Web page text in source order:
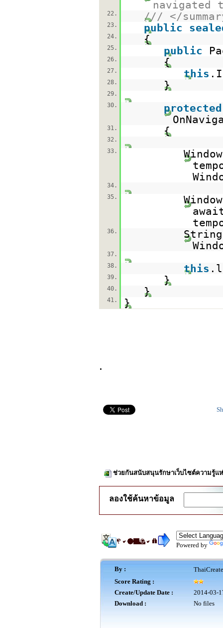
navigated
22. /// </
23. public
24. {
25. public
26. {
27. this
28. }
29.
30.
protected
31. {
32.
33.
34.
35.
36.
37.
38.
this
39. }
40. }
41. }
.
ช่วยกันสนับสนุนรักษาเว็บไซต์ความรู้แ
ลองใช้ค้นหาข้อมูล
Powered by
By :
Score Rating :
Create/Update Date :
2014-03-
Download :
No files